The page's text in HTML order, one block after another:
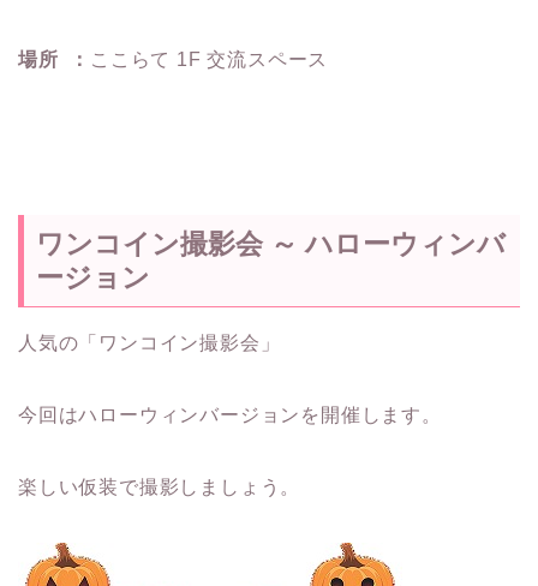
場所 ： ここらて 1F 交流スペース
ワンコイン撮影会 ～ ハローウィンバ
ージョン
人気の「ワンコイン撮影会」
今回はハローウィンバージョンを開催します。
楽しい仮装で撮影しましょう。